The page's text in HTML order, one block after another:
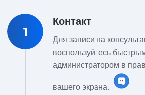
1
Контакт
Для записи на
воспользуйтесь
администратором в
вашего экрана.